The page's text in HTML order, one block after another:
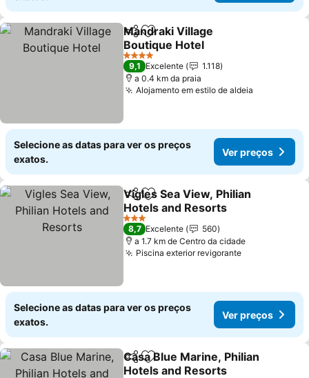
PartilharAdicionar aos favoritos
Mandraki Village
Boutique Hotel
4 Estrelas
9,1 Excelente
1.118
a 0.4 km da praia
Alojamento em estilo de aldeia
Selecione as datas para ver os preços
exatos.
Ver preços
PartilharAdicionar aos favoritos
Vigles Sea View, Philian
Hotels and Resorts
3 Estrelas
8,7 Excelente
560
a 1.7 km de Centro da cidade
Piscina exterior revigorante
Selecione as datas para ver os preços
exatos.
Ver preços
PartilharAdicionar aos favoritos
Casa Blue Marine, Philian
Hotels and Resorts